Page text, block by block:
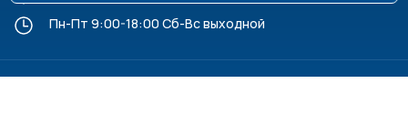
Пн-Пт 9:00-18:00 Сб-Вс выходной